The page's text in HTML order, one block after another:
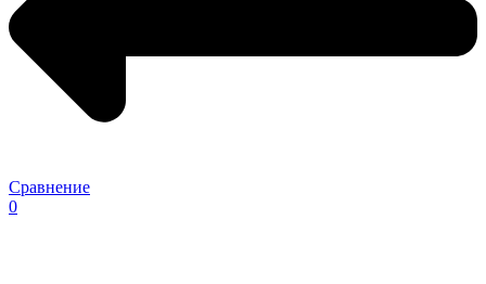
Сравнение
0